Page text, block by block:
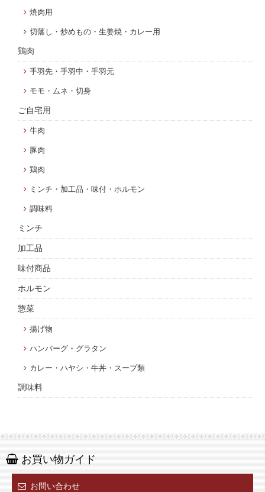
焼肉用
切落し・炒めもの・生姜焼・カレー用
鶏肉
手羽先・手羽中・手羽元
モモ・ムネ・切身
ご自宅用
牛肉
豚肉
鶏肉
ミンチ・加工品・味付・ホルモン
調味料
ミンチ
加工品
味付商品
ホルモン
惣菜
揚げ物
ハンバーグ・グラタン
カレー・ハヤシ・牛丼・スープ類
調味料
お買い物ガイド
お問い合わせ